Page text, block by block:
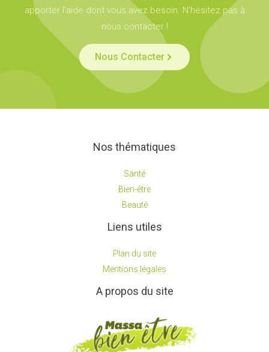
apporter l’aide dont vous avez besoin. N’hésitez pas à
nous contacter !
Nous Contacter
Nos thématiques
Santé
Bien-être
Beauté
Liens utiles
Plan du site
Mentions légales
A propos du site